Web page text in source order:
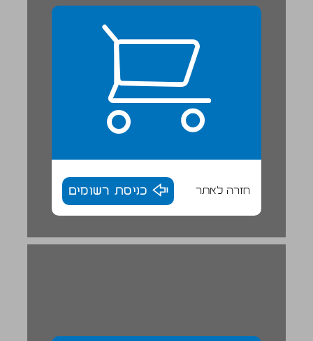
חזרה לאתר כניסת רשומים